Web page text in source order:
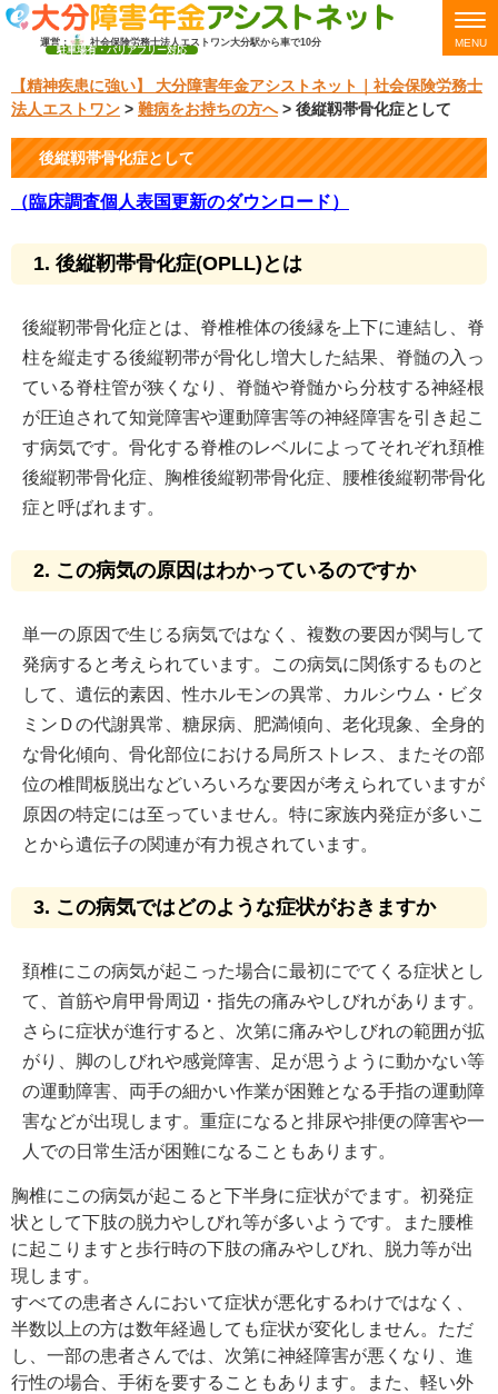
運営： 社会保険労務士法人エストワン大分駅から車で10分
駐車場有・バリアフリー対応
MENU
【精神疾患に強い】 大分障害年金アシストネット｜社会保険労務士
法人エストワン > 難病をお持ちの方へ> 後縦靱帯骨化症として
後縦靱帯骨化症として
（臨床調査個人表国更新のダウンロード）
1. 後縦靭帯骨化症(OPLL)とは
後縦靭帯骨化症とは、脊椎椎体の後縁を上下に連結し、脊
柱を縦走する後縦靭帯が骨化し増大した結果、脊髄の入っ
ている脊柱管が狭くなり、脊髄や脊髄から分枝する神経根
が圧迫されて知覚障害や運動障害等の神経障害を引き起こ
す病気です。骨化する脊椎のレベルによってそれぞれ頚椎
後縦靭帯骨化症、胸椎後縦靭帯骨化症、腰椎後縦靭帯骨化
症と呼ばれます。
2. この病気の原因はわかっているのですか
単一の原因で生じる病気ではなく、複数の要因が関与して
発病すると考えられています。この病気に関係するものと
して、遺伝的素因、性ホルモンの異常、カルシウム・ビタ
ミンＤの代謝異常、糖尿病、肥満傾向、老化現象、全身的
な骨化傾向、骨化部位における局所ストレス、またその部
位の椎間板脱出などいろいろな要因が考えられていますが
原因の特定には至っていません。特に家族内発症が多いこ
とから遺伝子の関連が有力視されています。
3. この病気ではどのような症状がおきますか
頚椎にこの病気が起こった場合に最初にでてくる症状とし
て、首筋や肩甲骨周辺・指先の痛みやしびれがあります。
さらに症状が進行すると、次第に痛みやしびれの範囲が拡
がり、脚のしびれや感覚障害、足が思うように動かない等
の運動障害、両手の細かい作業が困難となる手指の運動障
害などが出現します。重症になると排尿や排便の障害や一
人での日常生活が困難になることもあります。
胸椎にこの病気が起こると下半身に症状がでます。初発症
状として下肢の脱力やしびれ等が多いようです。また腰椎
に起こりますと歩行時の下肢の痛みやしびれ、脱力等が出
現します。
すべての患者さんにおいて症状が悪化するわけではなく、
半数以上の方は数年経過しても症状が変化しません。ただ
し、一部の患者さんでは、次第に神経障害が悪くなり、進
行性の場合、手術を要することもあります。また、軽い外